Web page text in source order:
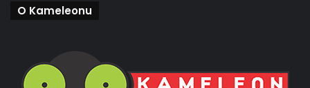
O Kameleonu